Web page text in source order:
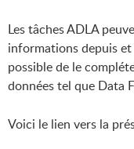
Les tâches ADLA
informations depuis
possible de le
données tel que Data
Voici le lien vers la